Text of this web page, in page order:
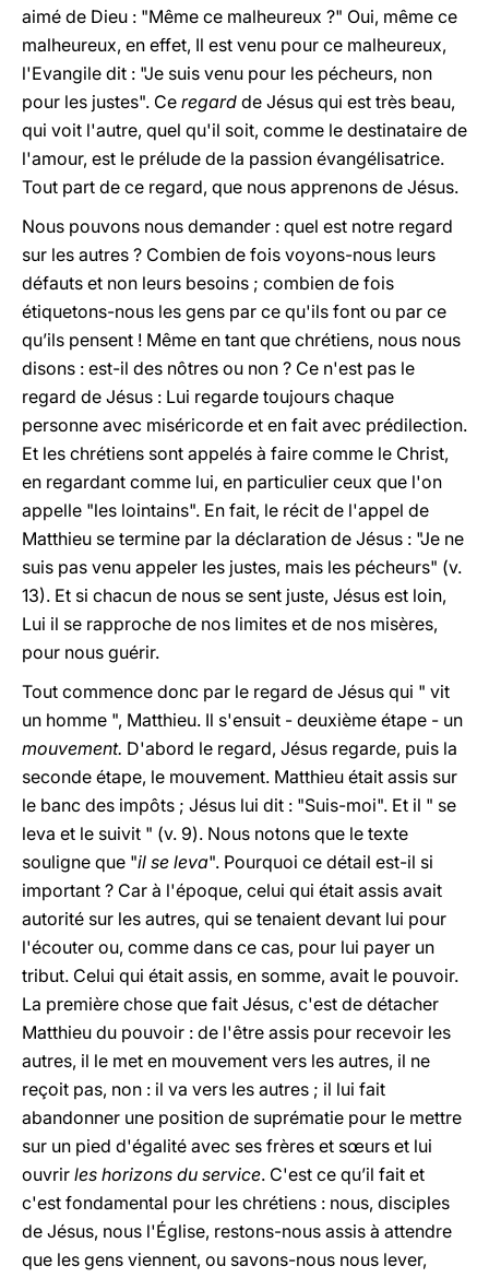
aimé de Dieu : "Même ce malheureux ?" Oui, même ce
malheureux, en effet, Il est venu pour ce malheureux,
l'Evangile dit : "Je suis venu pour les pécheurs, non
pour les justes". Ce regard de Jésus qui est très beau,
qui voit l'autre, quel qu'il soit, comme le destinataire de
l'amour, est le prélude de la passion évangélisatrice.
Tout part de ce regard, que nous apprenons de Jésus.
Nous pouvons nous demander : quel est notre regard
sur les autres ? Combien de fois voyons-nous leurs
défauts et non leurs besoins ; combien de fois
étiquetons-nous les gens par ce qu'ils font ou par ce
qu’ils pensent ! Même en tant que chrétiens, nous nous
disons : est-il des nôtres ou non ? Ce n'est pas le
regard de Jésus : Lui regarde toujours chaque
personne avec miséricorde et en fait avec prédilection.
Et les chrétiens sont appelés à faire comme le Christ,
en regardant comme lui, en particulier ceux que l'on
appelle "les lointains". En fait, le récit de l'appel de
Matthieu se termine par la déclaration de Jésus : "Je ne
suis pas venu appeler les justes, mais les pécheurs" (v.
13). Et si chacun de nous se sent juste, Jésus est loin,
Lui il se rapproche de nos limites et de nos misères,
pour nous guérir.
Tout commence donc par le regard de Jésus qui " vit
un homme ", Matthieu. Il s'ensuit - deuxième étape - un
mouvement. D'abord le regard, Jésus regarde, puis la
seconde étape, le mouvement. Matthieu était assis sur
le banc des impôts ; Jésus lui dit : "Suis-moi". Et il " se
leva et le suivit " (v. 9). Nous notons que le texte
souligne que "il se leva". Pourquoi ce détail est-il si
important ? Car à l'époque, celui qui était assis avait
autorité sur les autres, qui se tenaient devant lui pour
l'écouter ou, comme dans ce cas, pour lui payer un
tribut. Celui qui était assis, en somme, avait le pouvoir.
La première chose que fait Jésus, c'est de détacher
Matthieu du pouvoir : de l'être assis pour recevoir les
autres, il le met en mouvement vers les autres, il ne
reçoit pas, non : il va vers les autres ; il lui fait
abandonner une position de suprématie pour le mettre
sur un pied d'égalité avec ses frères et sœurs et lui
ouvrir les horizons du service. C'est ce qu’il fait et
c'est fondamental pour les chrétiens : nous, disciples
de Jésus, nous l'Église, restons-nous assis à attendre
que les gens viennent, ou savons-nous nous lever,